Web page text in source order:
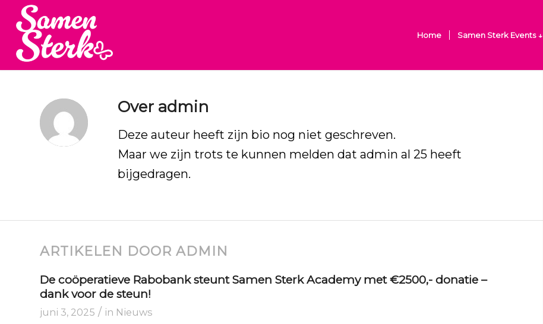
Home Samen Sterk Events ↓
Over admin
Deze auteur heeft zijn bio nog niet geschreven.
Maar we zijn trots te kunnen melden dat admin al 25 heeft
bijgedragen.
ARTIKELEN DOOR ADMIN
De coöperatieve Rabobank steunt Samen Sterk Academy met €2500,- donatie –
dank voor de steun!
juni 3, 2025 / in Nieuws